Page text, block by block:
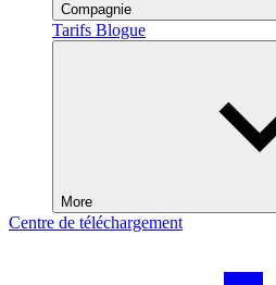
Compagnie
Tarifs Blogue
More
Centre de téléchargement